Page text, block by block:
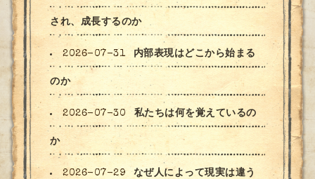
され、成長するのか
2026-07-31 内部表現はどこから始まる
のか
2026-07-30 私たちは何を覚えているの
か
2026-07-29 なぜ人によって現実は違う